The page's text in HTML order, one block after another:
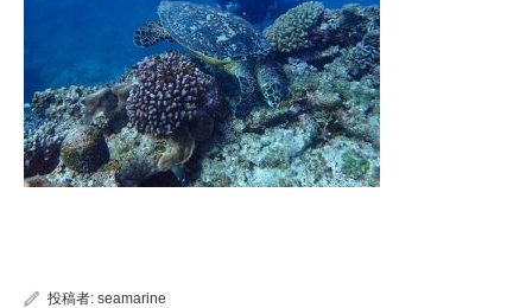
投稿者: seamarine